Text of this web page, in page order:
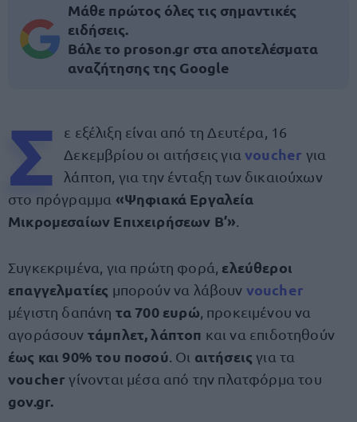
Μάθε πρώτος όλες τις σημαντικές
ειδήσεις.
Βάλε το proson.gr στα αποτελέσματα
αναζήτησης της Google
Σ
ε εξέλιξη είναι από τη Δευτέρα, 16
Δεκεμβρίου οι αιτήσεις γιαvoucher για
λάπτοπ, για την ένταξη των δικαιούχων
στο πρόγραμμα «Ψηφιακά Εργαλεία
Μικρομεσαίων Επιχειρήσεων Β’»
Συγκεκριμένα, για πρώτη φορά, ελεύθεροι
επαγγελματίες μπορούν να λάβουν voucher
μέγιστη δαπάνη τα 700 ευρώ , προκειμένου να
αγοράσουν τάμπλετ, λάπτοπ και να επιδοτηθούν
έως και 90% του ποσού . Οι αιτήσειςγια τα
voucher γίνονται μέσα από την πλατφόρμα του
gov.gr.